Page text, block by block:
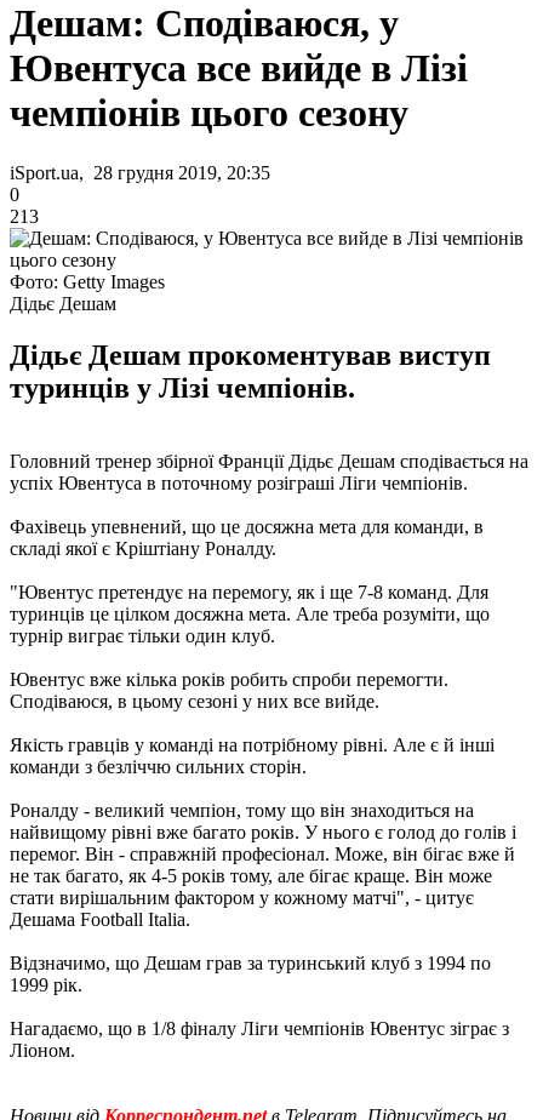
Дешам: Сподіваюся, у
Ювентуса все вийде в Лізі
чемпіонів цього сезону
iSport.ua, 28 грудня 2019, 20:35
0
213
Фото: Getty Images
Дідьє Дешам
Дідьє Дешам прокоментував виступ
туринців у Лізі чемпіонів.
Головний тренер збірної Франції Дідьє Дешам сподівається на
успіх Ювентуса в поточному розіграші Ліги чемпіонів.
Фахівець упевнений, що це досяжна мета для команди, в
складі якої є Кріштіану Роналду.
"Ювентус претендує на перемогу, як і ще 7-8 команд. Для
туринців це цілком досяжна мета. Але треба розуміти, що
турнір виграє тільки один клуб.
Ювентус вже кілька років робить спроби перемогти.
Сподіваюся, в цьому сезоні у них все вийде.
Якість гравців у команді на потрібному рівні. Але є й інші
команди з безліччю сильних сторін.
Роналду - великий чемпіон, тому що він знаходиться на
найвищому рівні вже багато років. У нього є голод до голів і
перемог. Він - справжній професіонал. Може, він бігає вже й
не так багато, як 4-5 років тому, але бігає краще. Він може
стати вирішальним фактором у кожному матчі", - цитує
Дешама Football Italia.
Відзначимо, що Дешам грав за туринський клуб з 1994 по
1999 рік.
Нагадаємо, що в 1/8 фіналу Ліги чемпіонів Ювентус зіграє з
Ліоном.
Новини від Корреспондент.netв Telegram. Підписуйтесь на